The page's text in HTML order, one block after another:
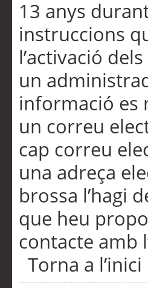
13 anys
instruccions
l’activació
un
informació es
un correu
cap correu
una adreça
brossa l’hagi
que heu
contacte amb
Torna a l’inici